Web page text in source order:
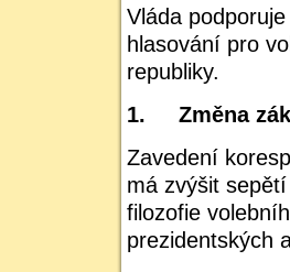
Vláda
hlasování pro
republiky.
1.
Změna
Zavedení
má zvýšit
filozofie
prezidentských